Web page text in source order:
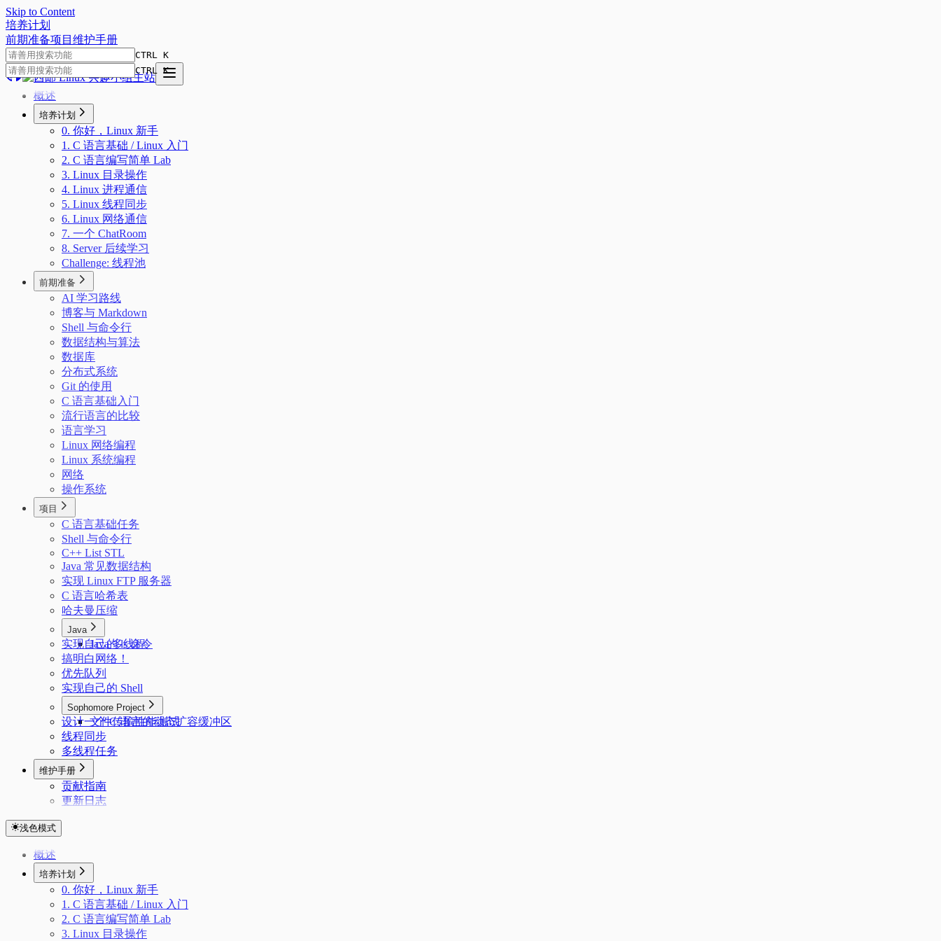
Skip to Content
培养计划
前期准备项目 维护手册
CTRL K
CTRL K
概述
培养计划
0. 你好，Linux 新手
1. C 语言基础 / Linux 入门
2. C 语言编写简单 Lab
3. Linux 目录操作
4. Linux 进程通信
5. Linux 线程同步
6. Linux 网络通信
7. 一个 ChatRoom
8. Server 后续学习
Challenge: 线程池
前期准备
AI 学习路线
博客与 Markdown
Shell 与命令行
数据结构与算法
数据库
分布式系统
Git 的使用
C 语言基础入门
流行语言的比较
语言学习
Linux 网络编程
Linux 系统编程
网络
操作系统
项目
C 语言基础任务
Shell 与命令行
C++ List STL
Java 常见数据结构
实现 Linux FTP 服务器
C 语言哈希表
哈夫曼压缩
Java
Java 多线程
实现自己的 ls 命令
搞明白网络！
优先队列
实现自己的 Shell
Sophomore Project
文件传输性能测试
设计一个 C 语言的动态扩容缓冲区
线程同步
多线程任务
维护手册
贡献指南
更新日志
浅色模式
概述
培养计划
0. 你好，Linux 新手
1. C 语言基础 / Linux 入门
2. C 语言编写简单 Lab
3. Linux 目录操作